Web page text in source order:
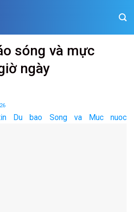
sóng và mực
ngày
tin Du bao Song va Muc nuoc